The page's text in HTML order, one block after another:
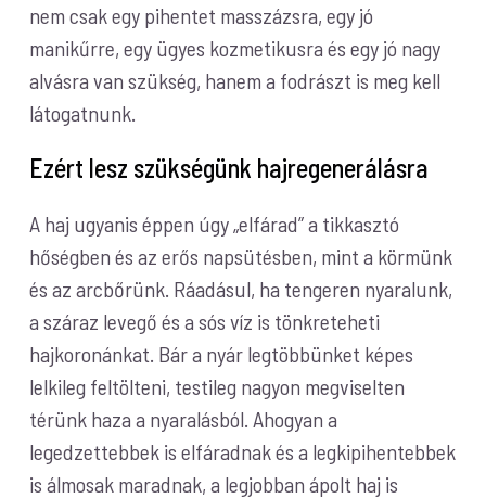
nem csak egy pihentet masszázsra, egy jó
manikűrre, egy ügyes kozmetikusra és egy jó nagy
alvásra van szükség, hanem a fodrászt is meg kell
látogatnunk.
Ezért lesz szükségünk hajregenerálásra
A haj ugyanis éppen úgy „elfárad” a tikkasztó
hőségben és az erős napsütésben, mint a körmünk
és az arcbőrünk. Ráadásul, ha tengeren nyaralunk,
a száraz levegő és a sós víz is tönkreteheti
hajkoronánkat. Bár a nyár legtöbbünket képes
lelkileg feltölteni, testileg nagyon megviselten
térünk haza a nyaralásból. Ahogyan a
legedzettebbek is elfáradnak és a legkipihentebbek
is álmosak maradnak, a legjobban ápolt haj is